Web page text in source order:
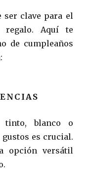
ser clave para el
Aquí te
de cumpleaños
tinto, blanco o
gustos es crucial.
opción versátil